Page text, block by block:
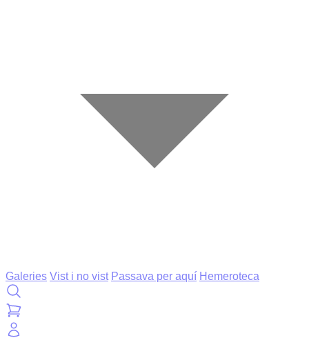
Galeries Vist i no vist Passava per aquí Hemeroteca